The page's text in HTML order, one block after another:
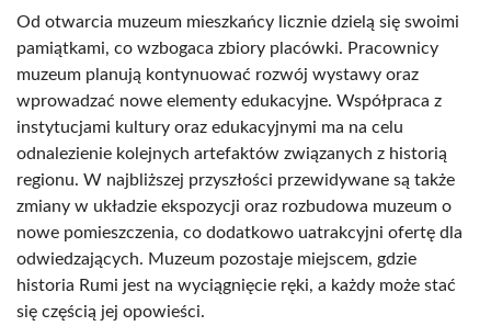
Od otwarcia muzeum mieszkańcy licznie dzielą się swoimi
pamiątkami, co wzbogaca zbiory placówki. Pracownicy
muzeum planują kontynuować rozwój wystawy oraz
wprowadzać nowe elementy edukacyjne. Współpraca z
instytucjami kultury oraz edukacyjnymi ma na celu
odnalezienie kolejnych artefaktów związanych z historią
regionu. W najbliższej przyszłości przewidywane są także
zmiany w układzie ekspozycji oraz rozbudowa muzeum o
nowe pomieszczenia, co dodatkowo uatrakcyjni ofertę dla
odwiedzających. Muzeum pozostaje miejscem, gdzie
historia Rumi jest na wyciągnięcie ręki, a każdy może stać
się częścią jej opowieści.